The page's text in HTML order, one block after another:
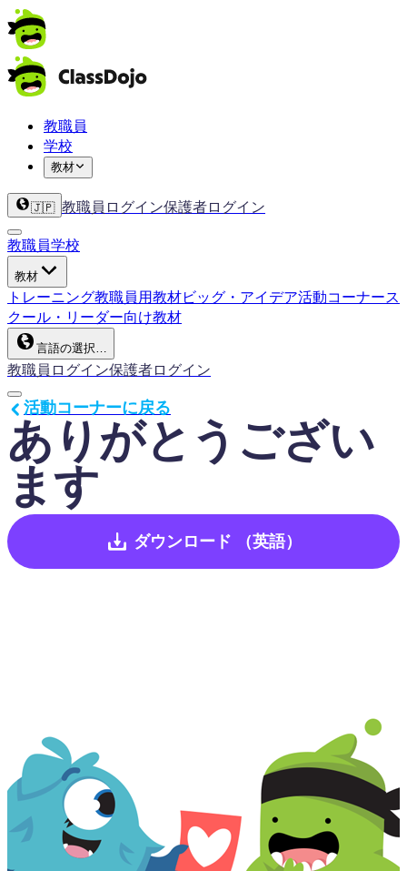
教職員
学校
教材
🇯🇵 教職員ログイン保護者ログイン
教職員学校
教材
トレーニング教職員用教材ビッグ・アイデア活動コーナース
クール・リーダー向け教材
言語の選択…
教職員ログイン保護者ログイン
ありがとうござい
ます
活動コーナーに戻る
ダウンロード （英語）